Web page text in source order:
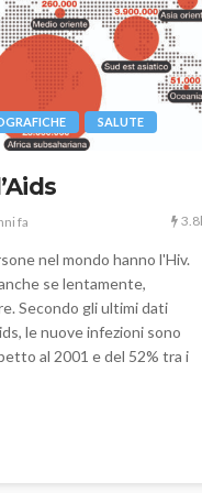
SALUTE
fa
nel mondo hanno l'Hiv.
se lentamente,
Secondo gli ultimi dati
le nuove infezioni sono
al 2001 e del 52% tra i